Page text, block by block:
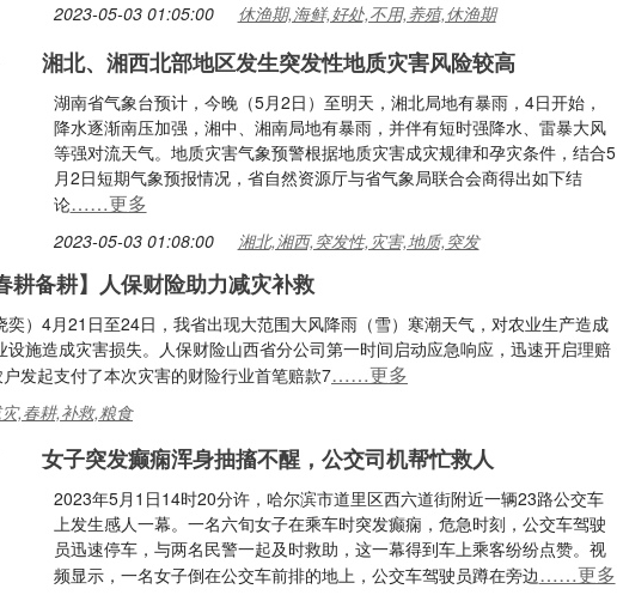
2023-05-03 01:05:00 休渔期,海鲜,好处,不用,养殖,休渔期
湘北、湘西北部地区发生突发性地质灾害风险较高
湖南省气象台预计，今晚（5月2日）至明天，湘北局地有暴雨，4日开始，
降水逐渐南压加强，湘中、湘南局地有暴雨，并伴有短时强降水、雷暴大风
等强对流天气。地质灾害气象预警根据地质灾害成灾规律和孕灾条件，结合5
月2日短期气象预报情况，省自然资源厅与省气象局联合会商得出如下结
论……更多
2023-05-03 01:08:00 湘北,湘西,突发性,灾害,地质,突发
备耕】人保财险助力减灾补救
）4月21日至24日，我省出现大范围大风降雨（雪）寒潮天气，对农业生产造成
施造成灾害损失。人保财险山西省分公司第一时间启动应急响应，迅速开启理赔
发起支付了本次灾害的财险行业首笔赔款7……更多
,春耕,补救,粮食
女子突发癫痫浑身抽搐不醒，公交司机帮忙救人
2023年5月1日14时20分许，哈尔滨市道里区西六道街附近一辆23路公交车
上发生感人一幕。一名六旬女子在乘车时突发癫痫，危急时刻，公交车驾驶
员迅速停车，与两名民警一起及时救助，这一幕得到车上乘客纷纷点赞。视
频显示，一名女子倒在公交车前排的地上，公交车驾驶员蹲在旁边……更多